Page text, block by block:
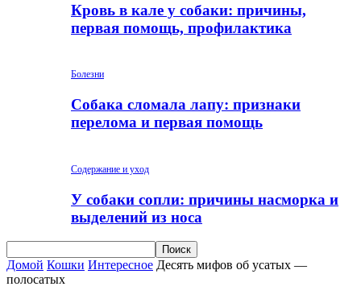
Кровь в кале у собаки: причины,
первая помощь, профилактика
Болезни
Собака сломала лапу: признаки
перелома и первая помощь
Содержание и уход
У собаки сопли: причины насморка и
выделений из носа
Домой Кошки Интересное Десять мифов об усатых —
полосатых